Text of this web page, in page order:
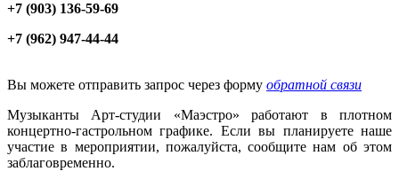
+7 (903) 136-59-69
+7 (962) 947-44-44
Вы можете отправить запрос через форму обратной связи
Музыканты Арт-студии «Маэстро» работают в плотном
концертно-гастрольном графике. Если вы планируете наше
участие в мероприятии, пожалуйста, сообщите нам об этом
заблаговременно.